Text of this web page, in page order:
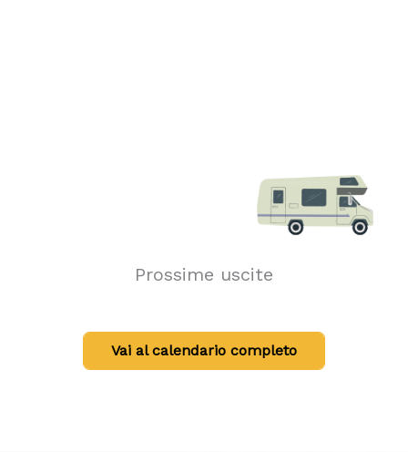
Prossime uscite
Vai al calendario completo